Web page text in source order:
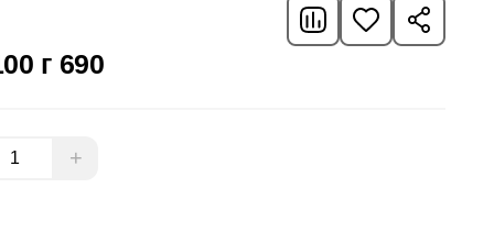
г 690
+